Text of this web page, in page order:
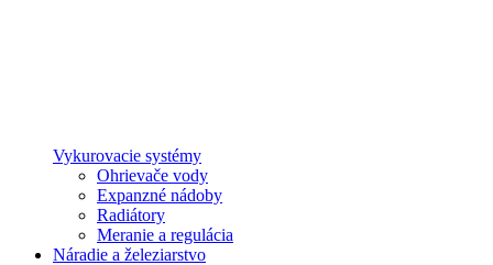
Vykurovacie systémy
Ohrievače vody
Expanzné nádoby
Radiátory
Meranie a regulácia
Náradie a železiarstvo